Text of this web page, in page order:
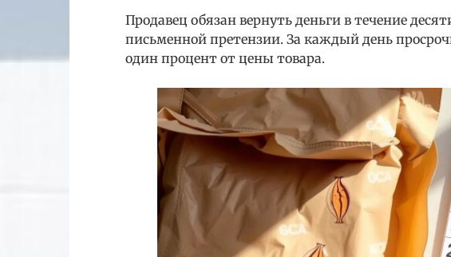
Продавец обязан вернуть деньги в течение
письменной претензии. За каждый день
один процент от цены товара.